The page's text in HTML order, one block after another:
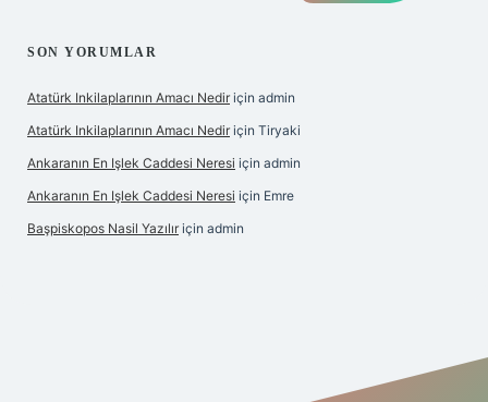
SON YORUMLAR
Atatürk Inkilaplarının Amacı Nedir için admin
Atatürk Inkilaplarının Amacı Nedir için Tiryaki
Ankaranın En Işlek Caddesi Neresi için admin
Ankaranın En Işlek Caddesi Neresi için Emre
Başpiskopos Nasil Yazılır için admin